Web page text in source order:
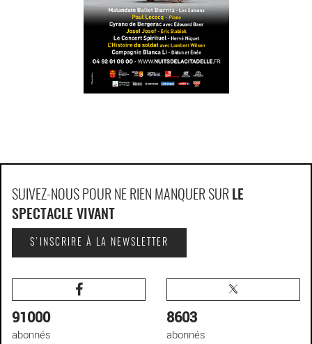
SUIVEZ-NOUS POUR NE RIEN MANQUER SUR LE
SPECTACLE VIVANT
S'INSCRIRE À LA NEWSLETTER
91000
abonnés
8603
abonnés